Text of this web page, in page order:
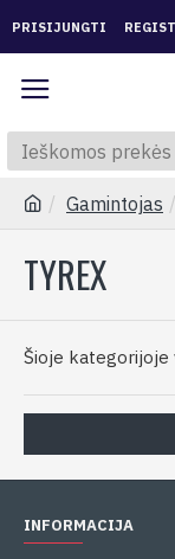
PRISIJUNGTI
Gamintojas
TYREX
Šioje kategorijoje
INFORMACIJA